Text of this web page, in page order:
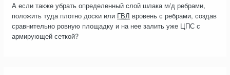
А если также убрать определенный слой шлака м/д ребрами,
положить туда плотно доски или ГВЛ вровень с ребрами, создав
сравнительно ровную площадку и на нее залить уже ЦПС с
армирующей сеткой?